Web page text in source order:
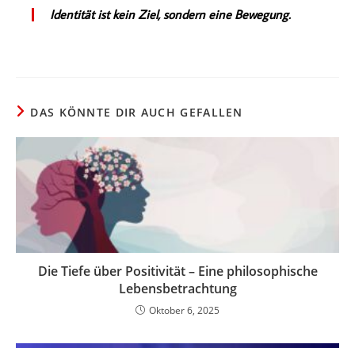
Identität ist kein Ziel, sondern eine Bewegung.
DAS KÖNNTE DIR AUCH GEFALLEN
Die Tiefe über Positivität – Eine philosophische
Lebensbetrachtung
Oktober 6, 2025